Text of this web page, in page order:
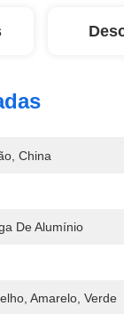
China
De Alumínio
Amarelo, Verde